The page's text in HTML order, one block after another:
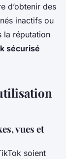
d’obtenir des
inactifs ou
la réputation
sécurisé
vues et
soient